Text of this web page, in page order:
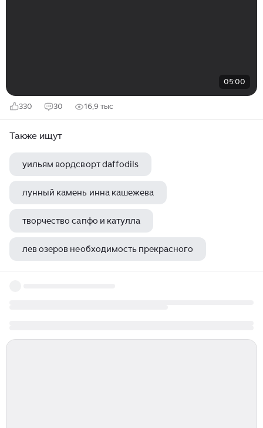
05:00
330 30 16,9 тыс
Также ищут
уильям вордсворт daffodils
лунный камень инна кашежева
творчество сапфо и катулла
лев озеров необходимость прекрасного